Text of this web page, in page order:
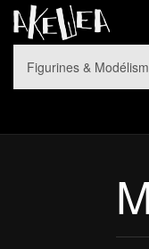
Figurines &